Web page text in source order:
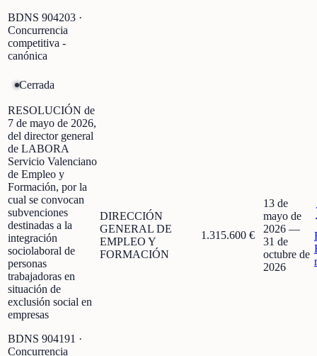
BDNS 904203 ·
Concurrencia
competitiva -
canónica
Cerrada
RESOLUCIÓN de
7 de mayo de 2026,
del director general
de LABORA
Servicio Valenciano
de Empleo y
Formación, por la
cual se convocan
subvenciones
destinadas a la
integración
sociolaboral de
personas
trabajadoras en
situación de
exclusión social en
empresas
BDNS 904191 ·
Concurrencia
DIRECCIÓN
GENERAL DE
EMPLEO Y
FORMACIÓN
1.315.600 €
13 de
mayo de
2026 —
31 de
octubre de
2026